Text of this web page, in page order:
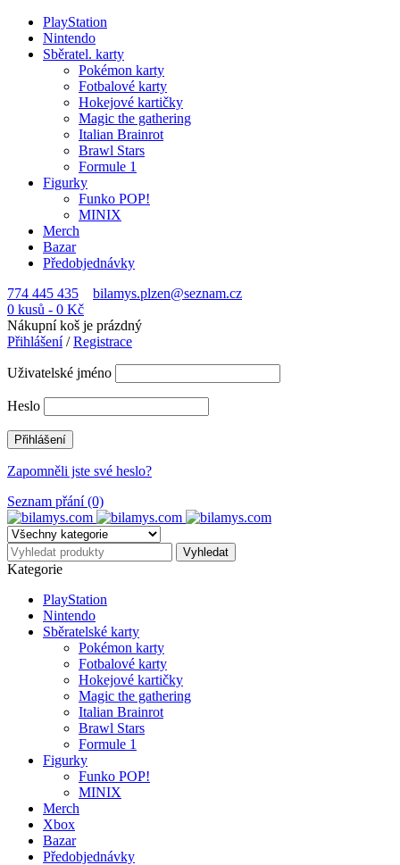
PlayStation
Nintendo
Sběratel. karty
Pokémon karty
Fotbalové karty
Hokejové kartičky
Magic the gathering
Italian Brainrot
Brawl Stars
Formule 1
Figurky
Funko POP!
MINIX
Merch
Bazar
Předobjednávky
774 445 435
bilamys.plzen@seznam.cz
0 kusů - 0 Kč
Nákupní koš je prázdný
Přihlášení/Registrace
Uživatelské jméno
Heslo
Zapomněli jste své heslo?
Seznam přání (0)
Kategorie
PlayStation
Nintendo
Sběratelské karty
Pokémon karty
Fotbalové karty
Hokejové kartičky
Magic the gathering
Italian Brainrot
Brawl Stars
Formule 1
Figurky
Funko POP!
MINIX
Merch
Xbox
Bazar
Předobjednávky